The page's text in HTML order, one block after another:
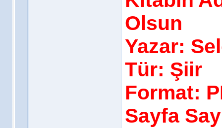
Olsun
Yazar:
Tür: Şiir
Format:
Sayfa